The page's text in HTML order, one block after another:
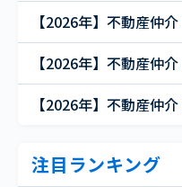
【2026年】不動産仲
【2026年】不動産仲
【2026年】不動産仲
注目ランキング